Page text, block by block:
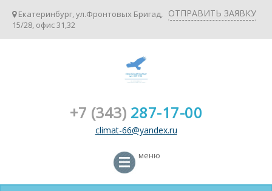
ОТПРАВИТЬ ЗАЯВКУ
Екатеринбург, ул.Фронтовых Бригад,
15/28, офис 31,32
+7 (343) 287-17-00
climat-66@yandex.ru
меню